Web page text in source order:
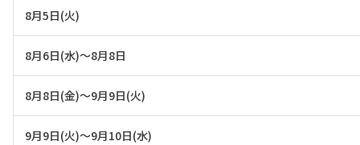
8月5日(火)
8月6日(水)～8月8日
8月8日(金)～9月9日(火)
9月9日(火)～9月10日(水)